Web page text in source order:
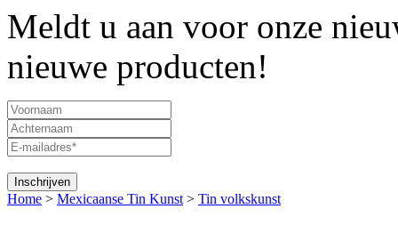
Meldt u aan voor onze
nieuwe producten!
Home > Mexicaanse Tin Kunst > Tin volkskunst